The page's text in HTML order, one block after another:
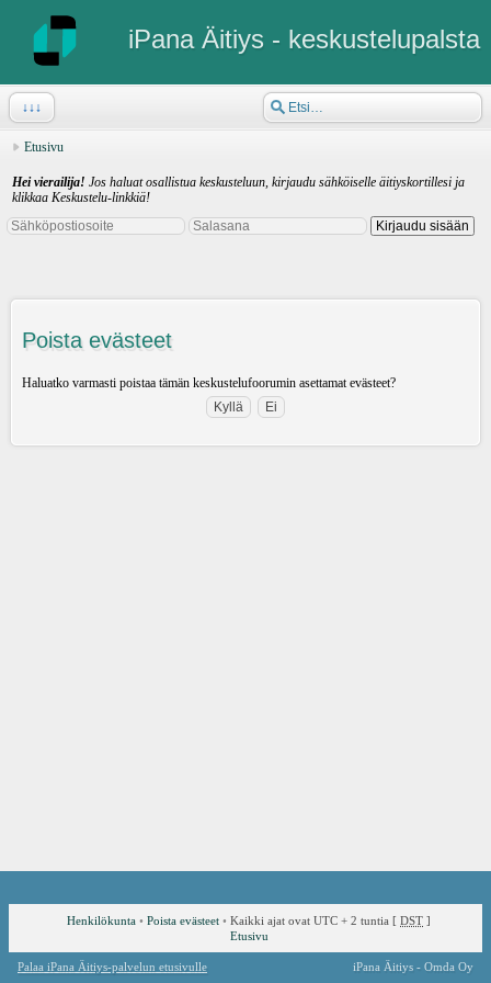
iPana Äitiys - keskustelupalsta
↓↓↓
Etusivu
Hei vierailija! Jos haluat osallistua keskusteluun, kirjaudu sähköiselle äitiyskortillesi ja
klikkaa Keskustelu-linkkiä!
Poista evästeet
Haluatko varmasti poistaa tämän keskustelufoorumin asettamat evästeet?
Henkilökunta • Poista evästeet • Kaikki ajat ovat UTC + 2 tuntia [ DST ]
Etusivu
Palaa iPana Äitiys-palvelun etusivulle iPana Äitiys - Omda Oy